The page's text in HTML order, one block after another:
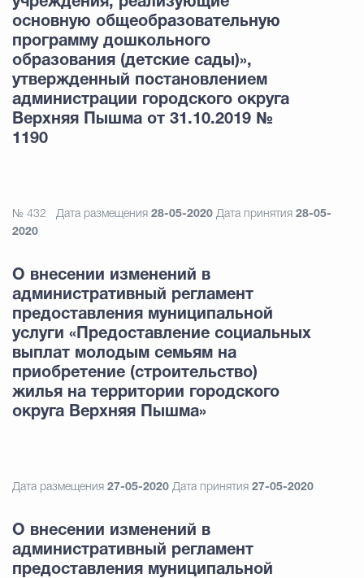
основную общеобразовательную
программу дошкольного
образования (детские сады)»,
утвержденный постановлением
администрации городского округа
Верхняя Пышма от 31.10.2019 №
1190
№ 432 Дата размещения 28-05-2020 Дата принятия 28-05-
2020
О внесении изменений в
административный регламент
предоставления муниципальной
услуги «Предоставление социальных
выплат молодым семьям на
приобретение (строительство)
жилья на территории городского
округа Верхняя Пышма»
Дата размещения 27-05-2020 Дата принятия 27-05-2020
О внесении изменений в
административный регламент
предоставления муниципальной